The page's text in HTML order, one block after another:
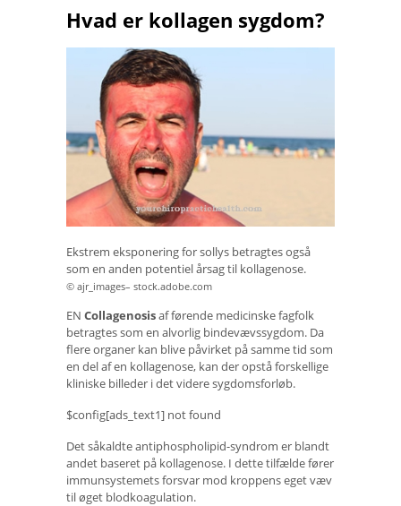
Hvad er kollagen sygdom?
Ekstrem eksponering for sollys betragtes også
som en anden potentiel årsag til kollagenose.
© ajr_images– stock.adobe.com
EN Collagenosisaf førende medicinske fagfolk
betragtes som en alvorlig bindevævssygdom. Da
flere organer kan blive påvirket på samme tid som
en del af en kollagenose, kan der opstå forskellige
kliniske billeder i det videre sygdomsforløb.
$config[ads_text1] not found
Det såkaldte antiphospholipid-syndrom er blandt
andet baseret på kollagenose. I dette tilfælde fører
immunsystemets forsvar mod kroppens eget væv
til øget blodkoagulation.